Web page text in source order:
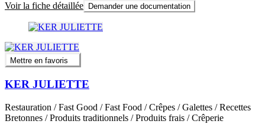
Voir la fiche détaillée Demander une documentation
Mettre en favoris
KER JULIETTE
Restauration / Fast Good / Fast Food / Crêpes / Galettes / Recettes
Bretonnes / Produits traditionnels / Produits frais / Crêperie